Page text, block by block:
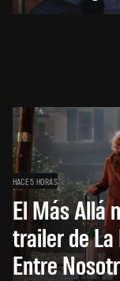
HACE 5 HORAS
El Más Allá
trailer de La
Entre